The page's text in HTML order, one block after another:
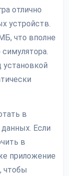
отлично
устройств.
что вполне
установкой
в
Если
в
приложение
чтобы